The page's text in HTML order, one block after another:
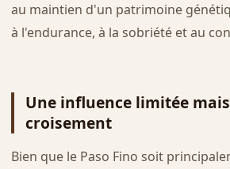
au maintien d'un patrimoine
à l'endurance, à la sobriété et au
Une influence limitée
croisement
Bien que le Paso Fino soit